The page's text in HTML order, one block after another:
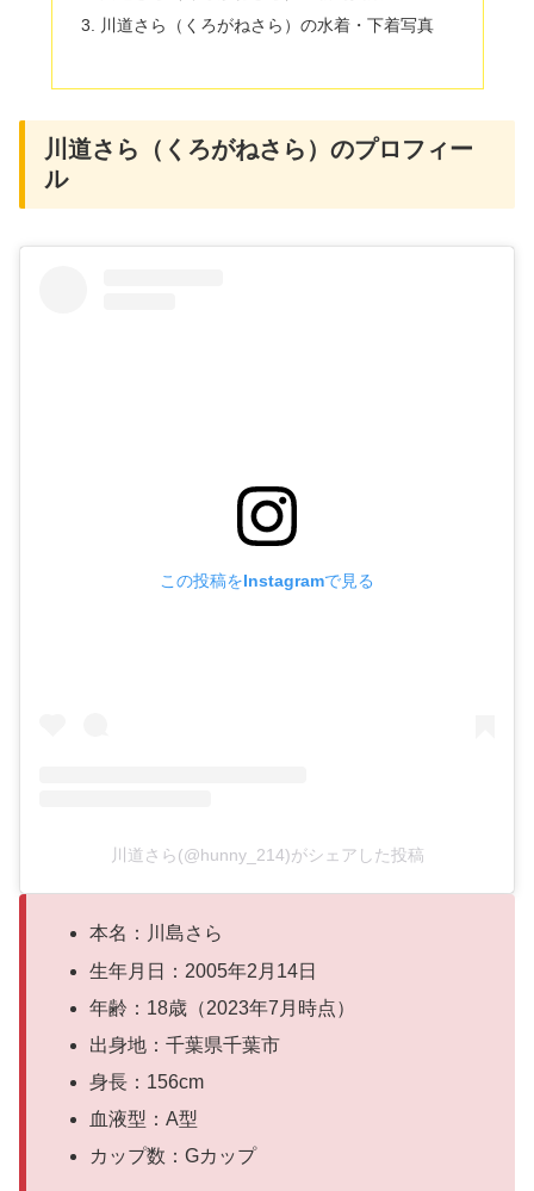
川道さら（くろがねさら）の水着・下着写真
川道さら（くろがねさら）のプロフィー
ル
この投稿をInstagramで見る
川道さら(@hunny_214)がシェアした投稿
本名：川島さら
生年月日：2005年2月14日
年齢：18歳（2023年7月時点）
出身地：千葉県千葉市
身長：156cm
血液型：A型
カップ数：Gカップ